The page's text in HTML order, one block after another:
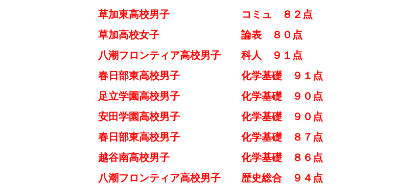
草加東高校男子 コミュ ８２点
草加高校女子 論表 ８０点
八潮フロンティア高校男子 科人 ９１点
春日部東高校男子
化学基礎 ９１点
足立学園高校男子 化学基礎 ９０点
安田学園高校男子 化学基礎 ９０点
春日部東高校男子 化学基礎 ８７点
越谷南高校男子 化学基礎 ８６点
八潮フロンティア高校男子 歴史総合 ９４点